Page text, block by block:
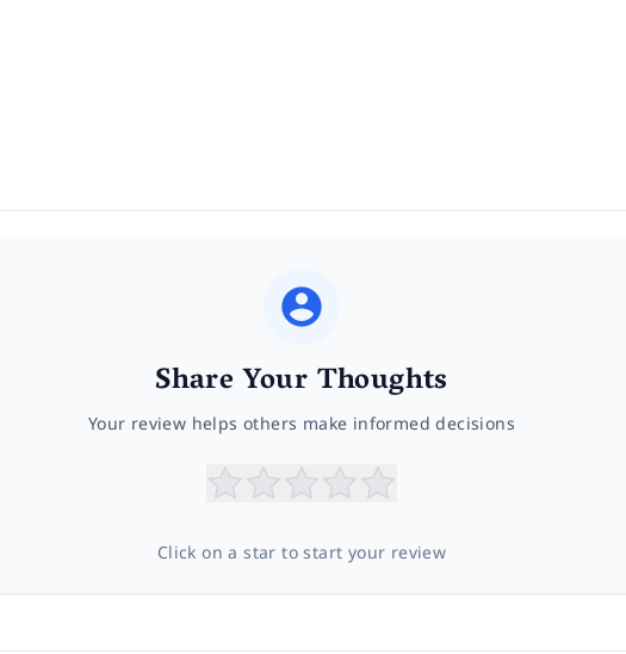
Share Your Thoughts
Your review helps others make informed decisions
Click on a star to start your review